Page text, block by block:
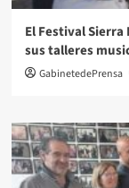
El Festival Sierra
sus talleres
GabinetedePrensa